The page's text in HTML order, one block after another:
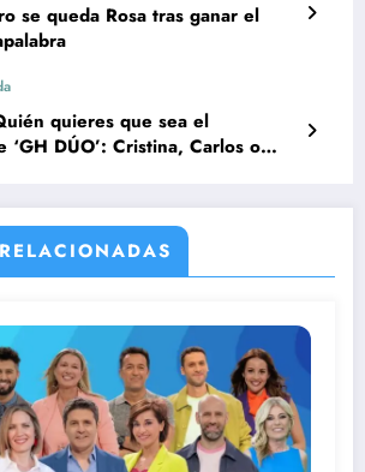
se queda Rosa tras ganar el
quieres que sea el
‘GH DÚO’: Cristina, Carlos o